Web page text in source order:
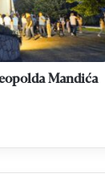
Mandića